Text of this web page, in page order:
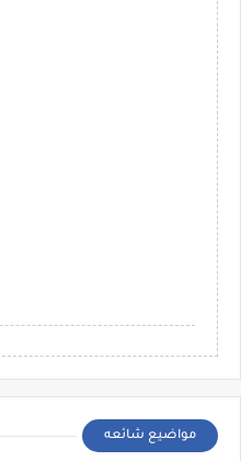
مواضيع شائعه